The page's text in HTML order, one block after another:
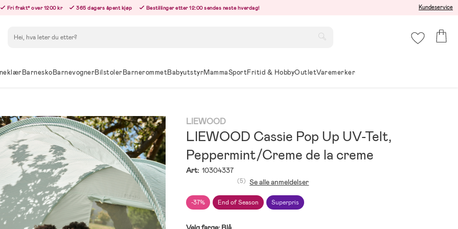
Fri frakt* over 1200 kr 365 dagers åpent kjøp Bestillinger etter 12:00 sendes neste hverdag! Kundeservice
BarneskoBarnevognerBilstolerBarnerommetBabyutstyrMammaSportFritid & HobbyOutletVaremerker
LIEWOOD
LIEWOOD Cassie Pop Up UV-Telt,
Peppermint/Creme de la creme
Art: 10304337
-37% End of Season Superpris
(5) Se alle anmeldelser